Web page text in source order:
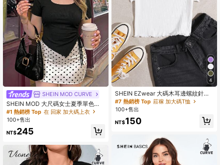
SHEIN MOD CURVE
SHEIN MOD 大尺碼女士夏季單色不
對稱下擺休閒T卹，帶有束口側邊
#1 熱銷榜 Top 在 回家 加大碼上衣
100+售出
NT$245
4
SHEIN EZwear 大碼木耳邊螺紋針織
T恤
#7 熱銷榜 Top 莊稼 加大碼T恤
100+售出
NT$150